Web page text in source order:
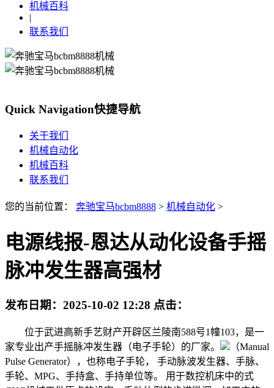
机械百科
|
联系我们
Quick Navigation快捷导航
关于我们
机械自动化
机械百科
联系我们
您的当前位置： 奔驰宝马bcbm8888 > 机械自动化 >
电源线报-恩达从动化设备手摇
脉冲发生器高强材
发布日期： 2025-10-02 12:28 点击：
位于武进高新手艺财产开辟区兰陵南588号1幢103，是一
家专业出产手摇脉冲发生器（电子手轮）的厂家。
（Manual
Pulse Generator），也称电子手轮， 手动脉波发生器、手脉、
手轮、MPG、手持盒、手持单位等。 用于数控机床中的式